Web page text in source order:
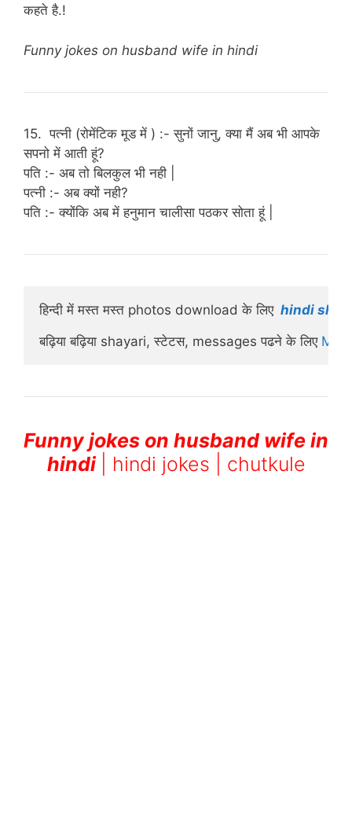
कहते है.!
Funny jokes on husband wife in hindi
15. पत्नी (रोमेंटिक मूड में ) :- सुनों जानु, क्या मैं अब भी आपके
सपनो में आती हूं?
पति :- अब तो बिलकुल भी नही |
पत्नी :- अब क्यों नही?
पति :- क्योंकि अब में हनुमान चालीसा पठकर सोता हूं |
हिन्दी में मस्त मस्त photos download के लिए hindi
बढ़िया बढ़िया shayari, स्टेटस, messages पढने के लिए
Funny jokes on husband wife in
hindi
| hindi jokes | chutkule